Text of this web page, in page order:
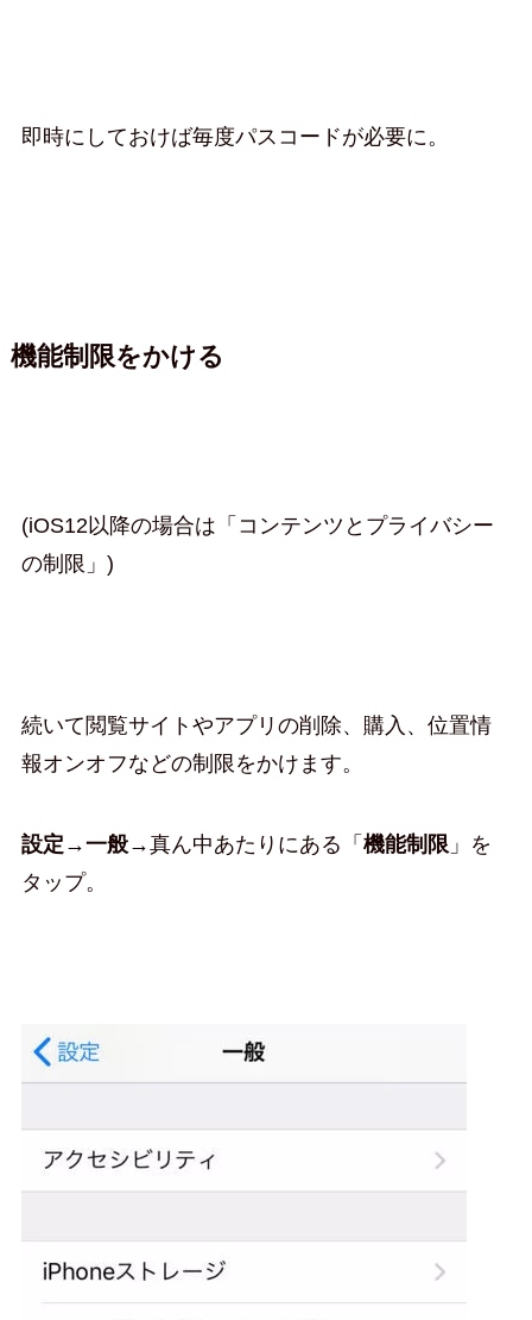
即時にしておけば毎度パスコードが必要に。
機能制限をかける
(iOS12以降の場合は「コンテンツとプライバシー
の制限」)
続いて閲覧サイトやアプリの削除、購入、位置情
報オンオフなどの制限をかけます。
設定→一般→真ん中あたりにある「 機能制限 」を
タップ。